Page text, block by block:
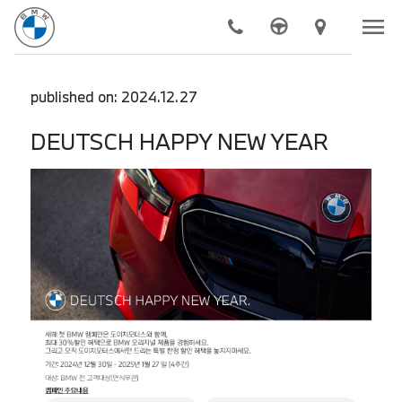
모델
전기차
구매하기 chevron_right
BMW 공식 서비스 chevron_right
chevron_right
도이치 모터스 chevron_right
menu
published on: 2024.12.27
DEUTSCH HAPPY NEW YEAR